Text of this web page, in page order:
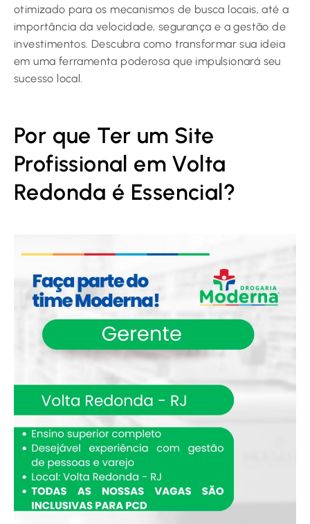
otimizado para os mecanismos de busca locais, até a
importância da velocidade, segurança e a gestão de
investimentos. Descubra como transformar sua ideia
em uma ferramenta poderosa que impulsionará seu
sucesso local.
Por que Ter um Site
Profissional em Volta
Redonda é Essencial?